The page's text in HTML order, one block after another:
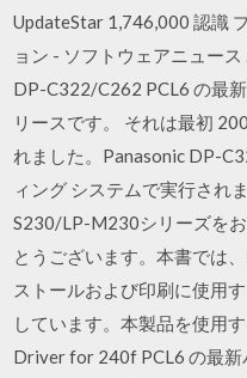
UpdateStar 1,746,000 認識
ョン - ソフトウェアニュー
DP-C322/C262 PCL6 の最
リースです。 それは最初
れました。Panasonic DP-
ィング システムで実行され
S230/LP-M230シリーズを
とうございます。本書では
ストールおよび印刷に使用
しています。本製品を使用
Driver for 240f PCL6 の最